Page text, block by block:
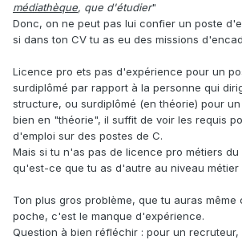
médiathèque, que d'étudier"
Donc, on ne peut pas lui confier un poste
si dans ton CV tu as eu des missions
Licence pro ets pas d'expérience pour un
surdiplômé par rapport à la personne qui
structure, ou surdiplômé (en théorie) pour
bien en "théorie", il suffit de voir les requis
d'emploi sur des postes de C.
Mais si tu n'as pas de licence pro métiers du
qu'est-ce que tu as d'autre au niveau métier
Ton plus gros problème, que tu auras
poche, c'est le manque d'expérience.
Question à bien réfléchir : pour un